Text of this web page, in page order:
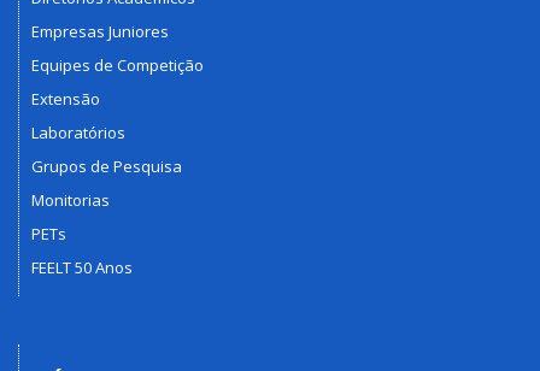
Empresas Juniores
Equipes de Competição
Extensão
Laboratórios
Grupos de Pesquisa
Monitorias
PETs
FEELT 50 Anos